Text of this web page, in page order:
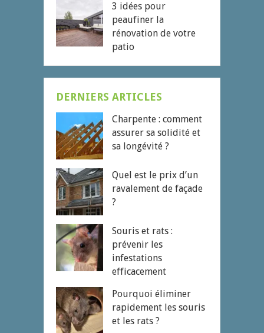
3 idées pour
peaufiner la
rénovation de votre
patio
DERNIERS ARTICLES
Charpente : comment
assurer sa solidité et
sa longévité ?
Quel est le prix d’un
ravalement de façade
?
Souris et rats :
prévenir les
infestations
efficacement
Pourquoi éliminer
rapidement les souris
et les rats ?